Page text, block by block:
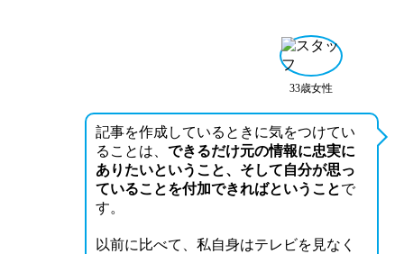
33歳女性
記事を作成しているときに気をつけてい
ることは、 できるだけ元の情報に忠実に
ありたいということ、そして自分が思っ
ていることを付加できればということで
す。
以前に比べて、私自身はテレビを見なく